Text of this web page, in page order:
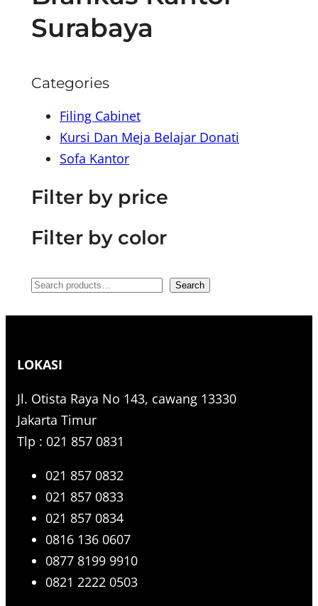
Surabaya
Categories
Filing Cabinet
Kursi Dan Meja Belajar Donati
Sofa Kantor
Filter by price
Filter by color
S
c
h
Search
LOKASI
Jl. Otista Raya No 143, cawang 13330
Jakarta Timur
Tlp : 021 857 0831
021 857 0832
021 857 0833
021 857 0834
0816 136 0607
0877 8199 9910
0821 2222 0503